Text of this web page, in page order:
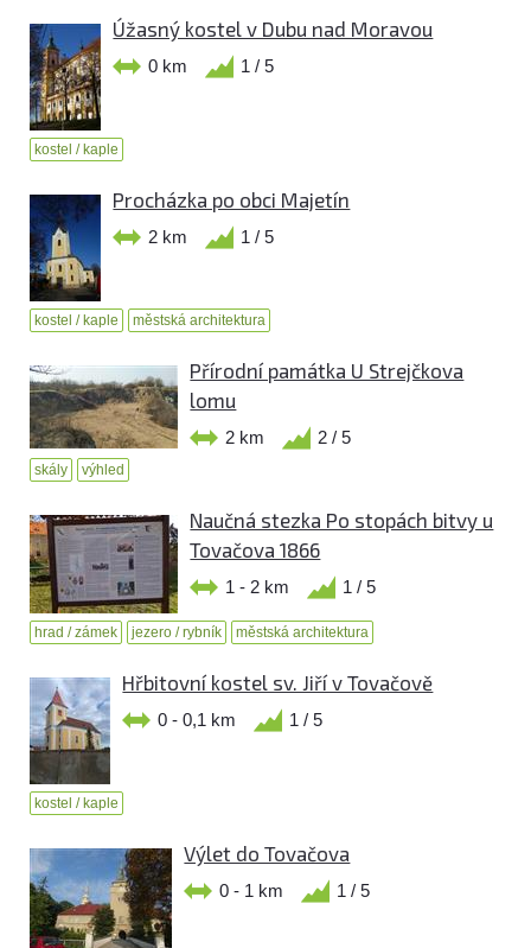
Úžasný kostel v Dubu nad Moravou
0 km 1 / 5
kostel / kaple
Procházka po obci Majetín
2 km 1 / 5
kostel / kaple městská architektura
Přírodní památka U Strejčkova
lomu
2 km 2 / 5
skály výhled
Naučná stezka Po stopách bitvy u
Tovačova 1866
1 - 2 km 1 / 5
hrad / zámek jezero / rybník městská architektura
Hřbitovní kostel sv. Jiří v Tovačově
0 - 0,1 km 1 / 5
kostel / kaple
Výlet do Tovačova
0 - 1 km 1 / 5